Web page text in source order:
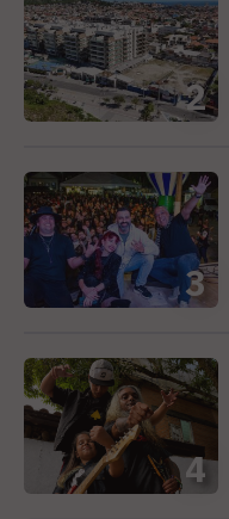
2
3
4